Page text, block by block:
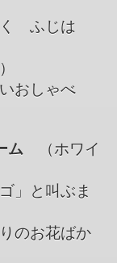
ふじは
しゃべ
ム （ホワイ
」と叫ぶま
のお花ばか